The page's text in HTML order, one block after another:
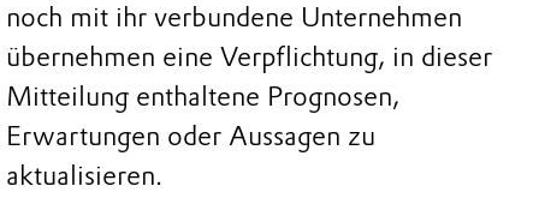
noch mit ihr verbundene Unternehmen
übernehmen eine Verpflichtung, in dieser
Mitteilung enthaltene Prognosen,
Erwartungen oder Aussagen zu
aktualisieren.